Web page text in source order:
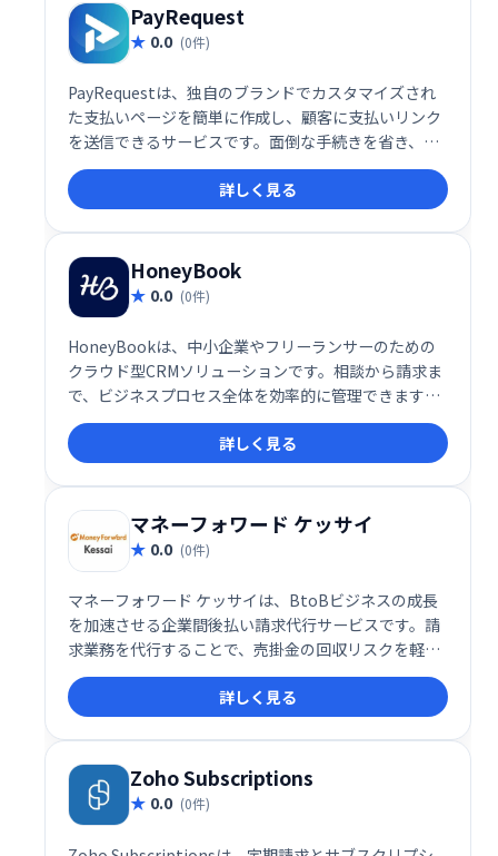
PayRequest
0.0 (0件)
PayRequestは、独自のブランドでカスタマイズされ
た支払いページを簡単に作成し、顧客に支払いリンク
を送信できるサービスです。面倒な手続きを省き、ス
ムーズな決済を実現します。顧客体験を向上させ、売
上増加に貢献します。詳しく見る
HoneyBook
0.0 (0件)
HoneyBookは、中小企業やフリーランサーのための
クラウド型CRMソリューションです。相談から請求ま
で、ビジネスプロセス全体を効率的に管理できます。
プロジェクト管理、顧客予約、請求書発行、オンライ
ン契約、支払い管理など、ビジネスに必要な機能をワ
ンストップで提供。スムーズなワークフローを実現
し、生産性を向上させます。
詳しく見る
マネーフォワード ケッサイ
0.0 (0件)
マネーフォワード ケッサイは、BtoBビジネスの成長
を加速させる企業間後払い請求代行サービスです。請
求業務を代行することで、売掛金の回収リスクを軽減
し、資金繰り改善に貢献します。業務効率化と売上拡
大を実現し、ビジネスの成長を強力にサポートしま
す。
詳しく見る
Zoho Subscriptions
0.0 (0件)